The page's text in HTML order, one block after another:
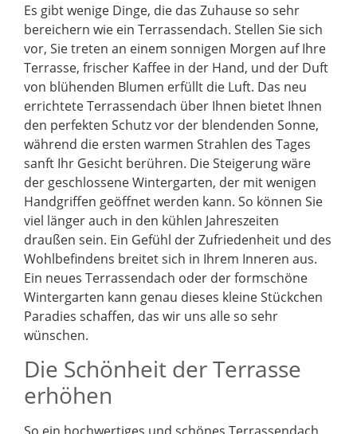
Es gibt wenige Dinge, die das Zuhause so sehr
bereichern wie ein Terrassendach. Stellen Sie sich
vor, Sie treten an einem sonnigen Morgen auf Ihre
Terrasse, frischer Kaffee in der Hand, und der Duft
von blühenden Blumen erfüllt die Luft. Das neu
errichtete Terrassendach über Ihnen bietet Ihnen
den perfekten Schutz vor der blendenden Sonne,
während die ersten warmen Strahlen des Tages
sanft Ihr Gesicht berühren. Die Steigerung wäre
der geschlossene Wintergarten, der mit wenigen
Handgriffen geöffnet werden kann. So können Sie
viel länger auch in den kühlen Jahreszeiten
draußen sein. Ein Gefühl der Zufriedenheit und des
Wohlbefindens breitet sich in Ihrem Inneren aus.
Ein neues Terrassendach oder der formschöne
Wintergarten kann genau dieses kleine Stückchen
Paradies schaffen, das wir uns alle so sehr
wünschen.
Die Schönheit der Terrasse
erhöhen